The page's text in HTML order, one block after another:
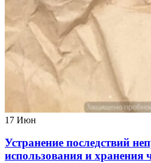
17 Июн
Устранение последствий
использования и хранения